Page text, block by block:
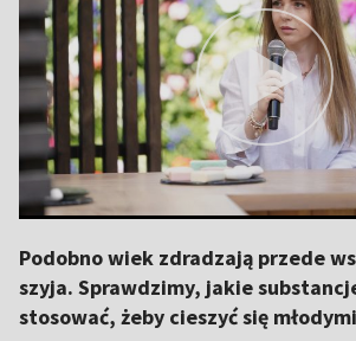
Podobno wiek zdradzają przede
szyja. Sprawdzimy, jakie
stosować, żeby cieszyć się